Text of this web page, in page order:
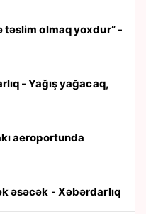
əsəcək - Xəbərdarlıq